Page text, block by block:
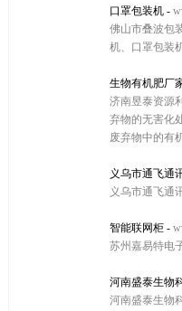
口罩包装机 -
佛山市叠波包
机、口罩包装
生物有机肥厂
济南昱泰资源
弃物的无害化
废弃物中的有
义乌市通飞通
义乌市通飞通
智能联网柜 -
苏州嘉易特电
河南盛泰生物
河南盛泰生物